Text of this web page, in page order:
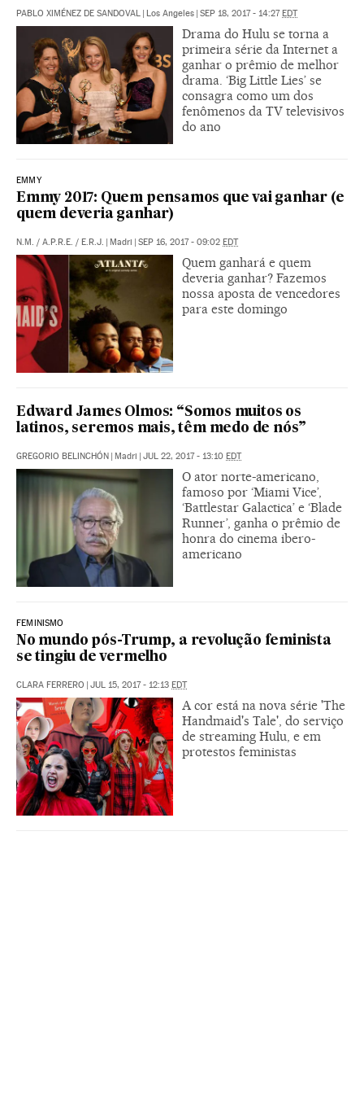
PABLO XIMÉNEZ DE SANDOVAL | Los Angeles | SEP 18, 2017 - 14:27EDT
Drama do Hulu se torna a
primeira série da Internet a
ganhar o prêmio de melhor
drama. ‘Big Little Lies’ se
consagra como um dos
fenômenos da TV televisivos
do ano
EMMY
Emmy 2017: Quem pensamos que vai ganhar (e
quem deveria ganhar)
N.M. / A.P.R.E. / E.R.J. | Madri | SEP 16, 2017 - 09:02 EDT
Quem ganhará e quem
deveria ganhar? Fazemos
nossa aposta de vencedores
para este domingo
Edward James Olmos: “Somos muitos os
latinos, seremos mais, têm medo de nós”
GREGORIO BELINCHÓN | Madri | JUL 22, 2017 - 13:10 EDT
O ator norte-americano,
famoso por ‘Miami Vice’,
‘Battlestar Galactica’ e ‘Blade
Runner’, ganha o prêmio de
honra do cinema ibero-
americano
FEMINISMO
No mundo pós-Trump, a revolução feminista
se tingiu de vermelho
CLARA FERRERO | JUL 15, 2017 - 12:13 EDT
A cor está na nova série 'The
Handmaid's Tale', do serviço
de streaming Hulu, e em
protestos feministas